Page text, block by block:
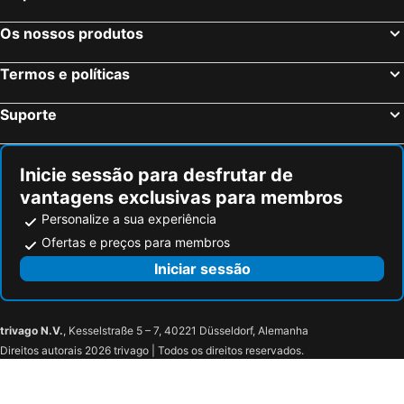
Vauvert, bed and breakfasts
Prades-le-Lez, bed and breakfasts
Villevieille, bed and breakfasts
Nizas, bed and breakfasts
Montagnac, bed and breakfasts
Os nossos produtos
Termos e políticas
Suporte
Inicie sessão para desfrutar de
vantagens exclusivas para membros
Personalize a sua experiência
Ofertas e preços para membros
Iniciar sessão
trivago N.V., Kesselstraße 5 – 7, 40221 Düsseldorf, Alemanha
Direitos autorais 2026 trivago | Todos os direitos reservados.